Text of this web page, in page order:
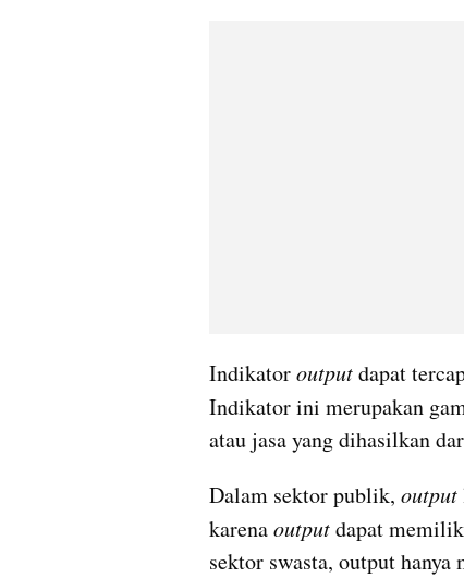
Indikator output dapat
Indikator ini merupakan
atau jasa yang dihasilkan
Dalam sektor publik, output
karena output dapat
sektor swasta, output